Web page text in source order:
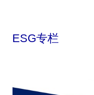
ESG专栏